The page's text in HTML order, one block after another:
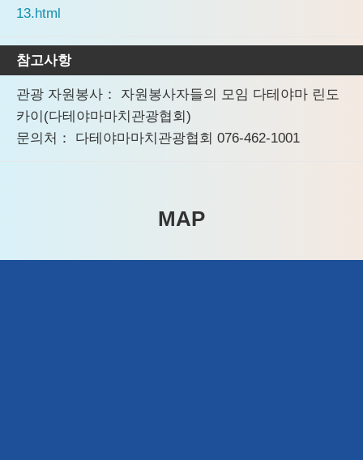
13.html
참고사항
관광 자원봉사： 자원봉사자들의 모임 다테야마 린도
카이(다테야마마치관광협회)
문의처： 다테야마마치관광협회 076-462-1001
MAP